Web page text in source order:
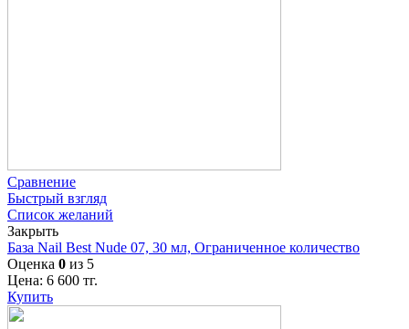
Сравнение
Быстрый взгляд
Список желаний
Закрыть
База Nail Best Nude 07, 30 мл, Ограниченное количество
Оценка 0 из 5
Цена: 6 600 тг.
Купить